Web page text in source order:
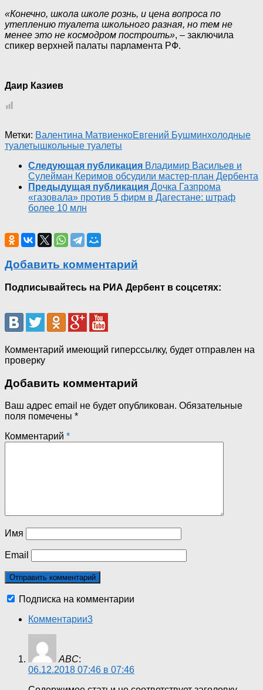
«Конечно, школа школе рознь, и цена вопроса по
утеплению туалета школьного разная, но тем не
менее это не космодром построить», – заключила
спикер верхней палаты парламента РФ.
Даир Казиев
Метки: Валентина МатвиенкоЕвгений Бушминхолодные
туалетышкольные туалеты
Следующая публикация Владимир Васильев и
Сулейман Керимов обсудили мастер-план Дербента
Предыдущая публикация Дочка Газпрома
«газовала» против 5 фирм в Дагестане: штраф
более 10 млн
Добавить комментарий
Подписывайтесь на РИА Дербент в соцсетях:
Комментарий имеющий гиперссылку, будет отправлен на
проверку
Добавить комментарий
Ваш адрес email не будет опубликован. Обязательные
поля помечены *
Комментарий *
Имя
Email
Подписка на комментарии
Комментарии3
ABC:
06.12.2018 07:46 в 07:46